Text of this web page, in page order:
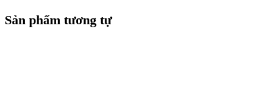
Sản phẩm tương tự